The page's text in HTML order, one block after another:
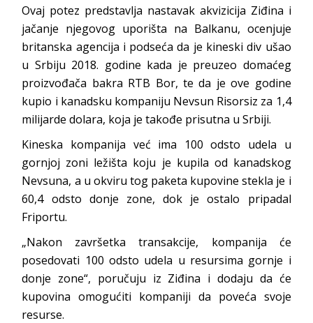
Ovaj potez predstavlja nastavak akvizicija Ziđina i
jačanje njegovog uporišta na Balkanu, ocenjuje
britanska agencija i podseća da je kineski div ušao
u Srbiju 2018. godine kada je preuzeo domaćeg
proizvođača bakra RTB Bor, te da je ove godine
kupio i kanadsku kompaniju Nevsun Risorsiz za 1,4
milijarde dolara, koja je takođe prisutna u Srbiji.
Kineska kompanija već ima 100 odsto udela u
gornjoj zoni ležišta koju je kupila od kanadskog
Nevsuna, a u okviru tog paketa kupovine stekla je i
60,4 odsto donje zone, dok je ostalo pripadal
Friportu.
„Nakon završetka transakcije, kompanija će
posedovati 100 odsto udela u resursima gornje i
donje zone“, poručuju iz Ziđina i dodaju da će
kupovina omogućiti kompaniji da poveća svoje
resurse.